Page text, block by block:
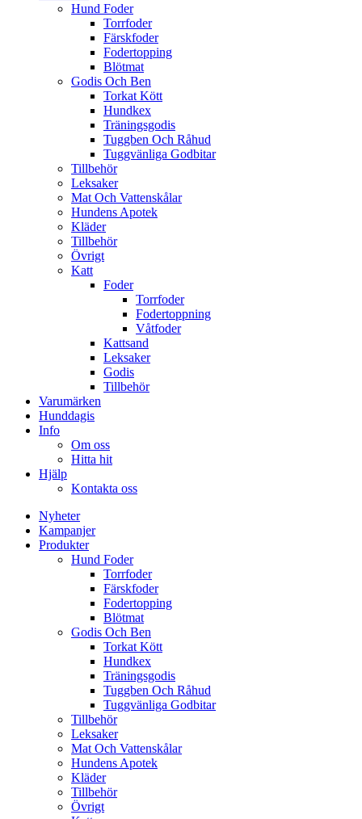
Hund Foder
Torrfoder
Färskfoder
Fodertopping
Blötmat
Godis Och Ben
Torkat Kött
Hundkex
Träningsgodis
Tuggben Och Råhud
Tuggvänliga Godbitar
Tillbehör
Leksaker
Mat Och Vattenskålar
Hundens Apotek
Kläder
Tillbehör
Övrigt
Katt
Foder
Torrfoder
Fodertoppning
Våtfoder
Kattsand
Leksaker
Godis
Tillbehör
Varumärken
Hunddagis
Info
Om oss
Hitta hit
Hjälp
Kontakta oss
Nyheter
Kampanjer
Produkter
Hund Foder
Torrfoder
Färskfoder
Fodertopping
Blötmat
Godis Och Ben
Torkat Kött
Hundkex
Träningsgodis
Tuggben Och Råhud
Tuggvänliga Godbitar
Tillbehör
Leksaker
Mat Och Vattenskålar
Hundens Apotek
Kläder
Tillbehör
Övrigt